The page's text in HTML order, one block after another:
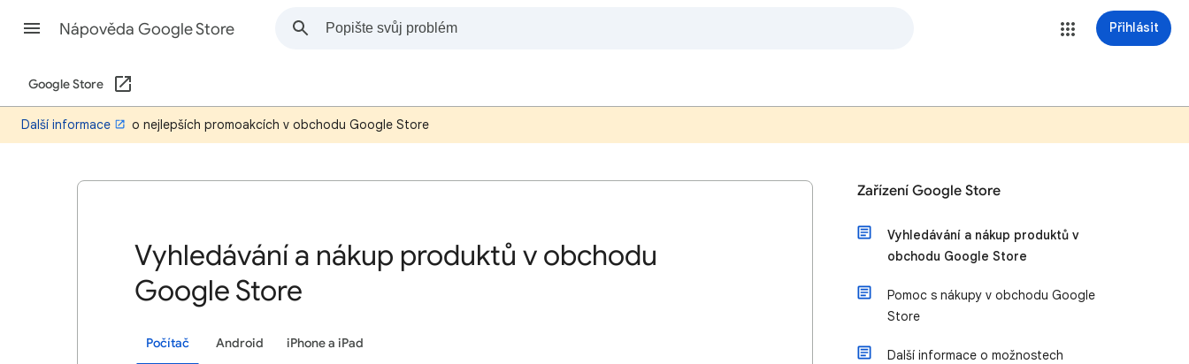
Nápověda Google Store Přihlásit
Google Store
Další informace o nejlepších promoakcích v obchodu Google Store
Vyhledávání a nákup produktů v obchodu
Google Store
Počítač Android iPhone a iPad
Zařízení Google Store
Vyhledávání a nákup produktů v
obchodu Google Store
Pomoc s nákupy v obchodu Google
Store
Další informace o možnostech